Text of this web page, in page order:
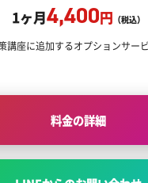
1ヶ月4,400円 （税込）
座に追加するオプションサービ
料金の詳細